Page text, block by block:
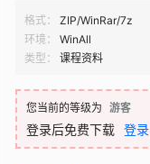
格式： ZIP/WinRar/7z
环境：
WinAll
类型：
课程资料
您当前的等级为 游客
登录后免费下载 登录